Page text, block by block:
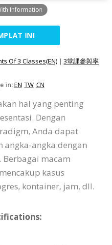
Information
INI
Of 3 Classes(EN) | 3堂課參與率
in:EN TW CN
hal yang penting
Dengan
Anda dapat
angka-angka dengan
macam
kasus
kontainer, jam, dll.